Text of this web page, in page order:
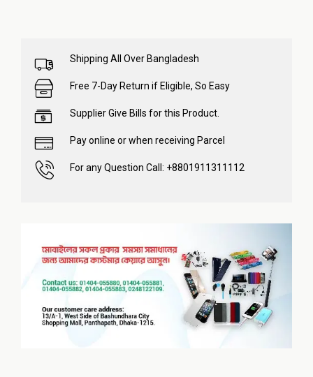
Shipping All Over Bangladesh
Free 7-Day Return if Eligible, So Easy
Supplier Give Bills for this Product.
Pay online or when receiving Parcel
For any Question Call: +8801911311112